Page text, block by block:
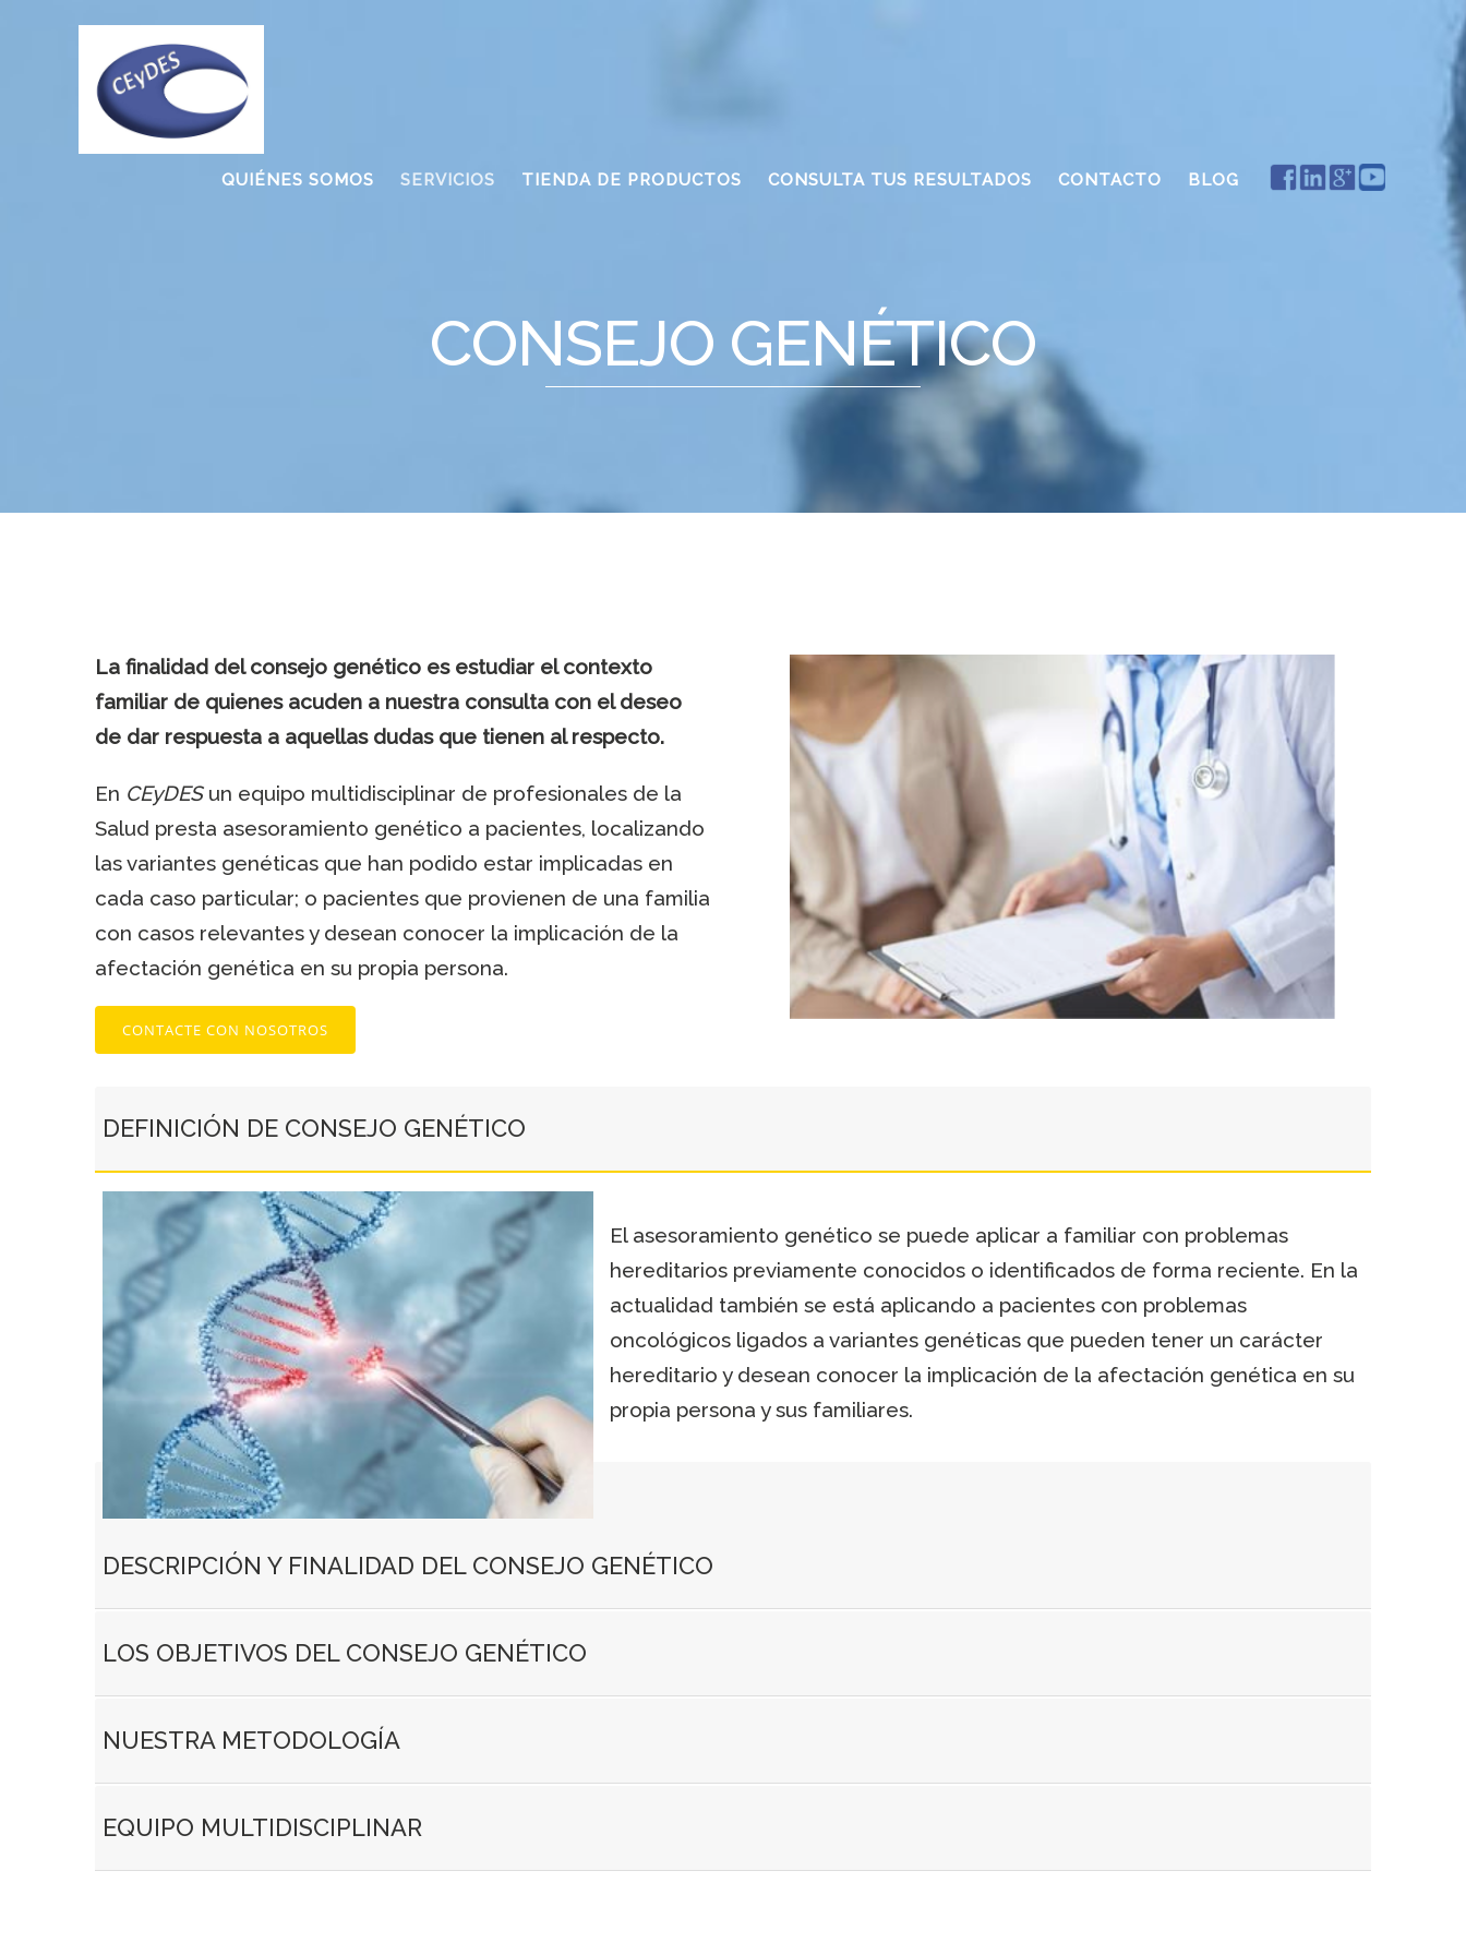
QUIÉNES SOMOS SERVICIOS TIENDA DE PRODUCTOS CONSULTA TUS RESULTADOS CONTACTO BLOG
CONSEJO GENÉTICO
La finalidad del consejo genético es estudiar el contexto
familiar de quienes acuden a nuestra consulta con el deseo
de dar respuesta a aquellas dudas que tienen al respecto.
En CEyDESun equipo multidisciplinar de profesionales de la
Salud presta asesoramiento genético a pacientes, localizando
las variantes genéticas que han podido estar implicadas en
cada caso particular; o pacientes que provienen de una familia
con casos relevantes y desean conocer la implicación de la
afectación genética en su propia persona.
CONTACTE CON NOSOTROS
DEFINICIÓN DE CONSEJO GENÉTICO
El asesoramiento genético se puede aplicar a familiar con problemas
hereditarios previamente conocidos o identificados de forma reciente. En la
actualidad también se está aplicando a pacientes con problemas
oncológicos ligados a variantes genéticas que pueden tener un carácter
hereditario y desean conocer la implicación de la afectación genética en su
propia persona y sus familiares.
DESCRIPCIÓN Y FINALIDAD DEL CONSEJO GENÉTICO
LOS OBJETIVOS DEL CONSEJO GENÉTICO
NUESTRA METODOLOGÍA
EQUIPO MULTIDISCIPLINAR